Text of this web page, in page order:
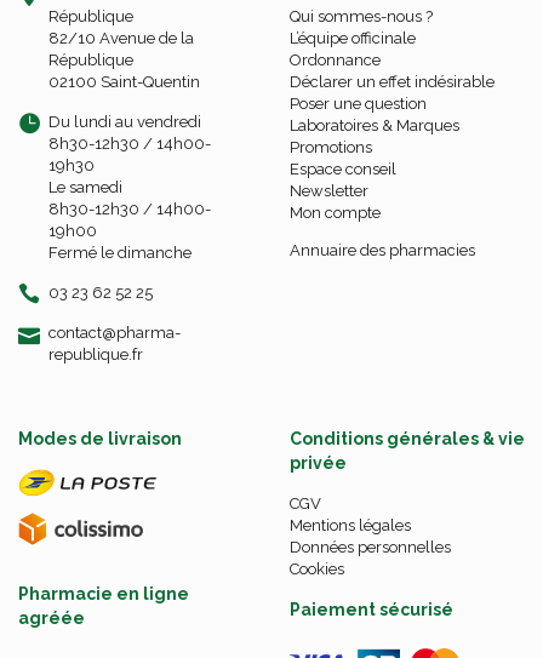
République
82/10 Avenue de la
République
02100 Saint-Quentin
Du lundi au vendredi
8h30-12h30 / 14h00-
19h30
Le samedi
8h30-12h30 / 14h00-
19h00
Fermé le dimanche
03 23 62 52 25
contact-
@-
pharma-
republique.fr
Qui sommes-nous ?
L’équipe officinale
Ordonnance
Déclarer un effet indésirable
Poser une question
Laboratoires & Marques
Promotions
Espace conseil
Newsletter
Mon compte
Annuaire des pharmacies
Modes de livraison
Pharmacie en ligne
agréée
Conditions générales & vie
privée
CGV
Mentions légales
Données personnelles
Cookies
Paiement sécurisé